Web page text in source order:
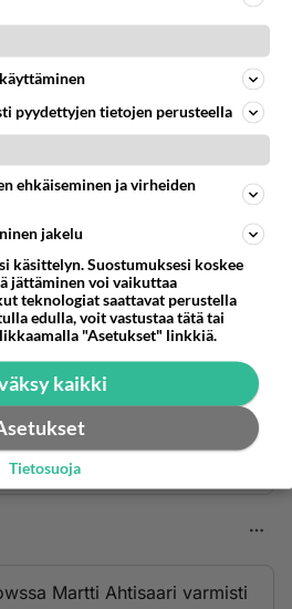
surkeimmat miehet
Kommentoi
äänikassaan
julkisuus tuo äänivyöryn.
Martti Ahtisaari varmisti
pyydettyjen tietojen perusteella
ehkäiseminen ja virheiden
jakelu
käsittelyn. Suostumuksesi koskee
jättäminen voi vaikuttaa
teknologiat saattavat perustella
edulla, voit vastustaa tätä tai
"Asetukset" linkkiä.
kaikki
Tietosuoja